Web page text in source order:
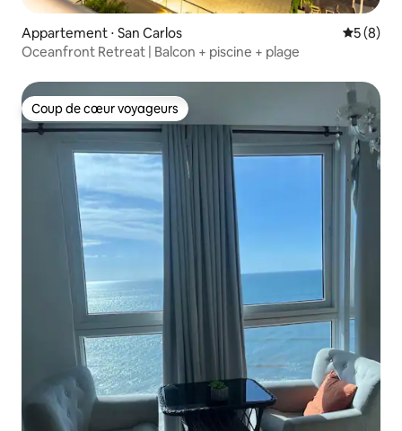
Appartement ⋅ San Carlos
5 (8)
Oceanfront Retreat | Balcon + piscine + plage
Coup de cœur voyageurs
Coup de cœur voyageurs